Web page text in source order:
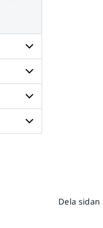
Undersidor
för
Radar
och
satellit
Undersidor
för
Väder
till
havs
Undersidor
för
Dela sidan